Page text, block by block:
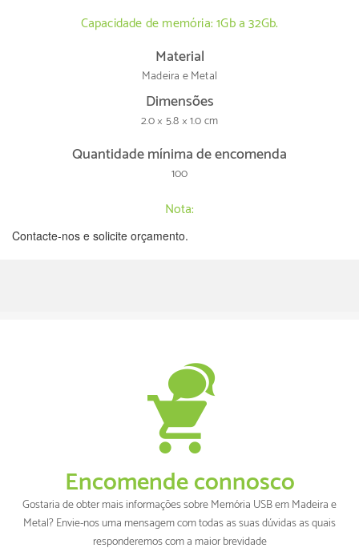
Capacidade de memória: 1Gb a 32Gb.
Material
Madeira e Metal
Dimensões
2.0 × 5.8 × 1.0 cm
Quantidade mínima de encomenda
100
Nota:
Contacte-nos e solicite orçamento.
Encomende connosco
Gostaria de obter mais informações sobre Memória USB em Madeira e
Metal? Envie-nos uma mensagem com todas as suas dúvidas as quais
responderemos com a maior brevidade